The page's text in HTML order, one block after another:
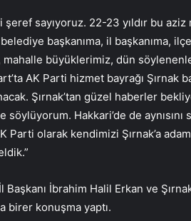
sayıyoruz. 22-23 yıldır bu
başkanıma, il başkanıma,
büyüklerimiz, dün
AK Parti hizmet bayrağı Şırnak
Şırnak’tan güzel haberler
söylüyorum. Hakkari’de de
olarak kendimizi Şırnak’a
İbrahim Halil Erkan ve
birer konuşma yaptı.